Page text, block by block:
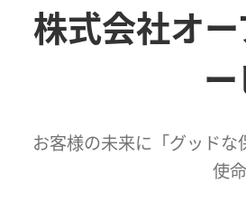
株式会社オ
お客様の未来に「グッド
使